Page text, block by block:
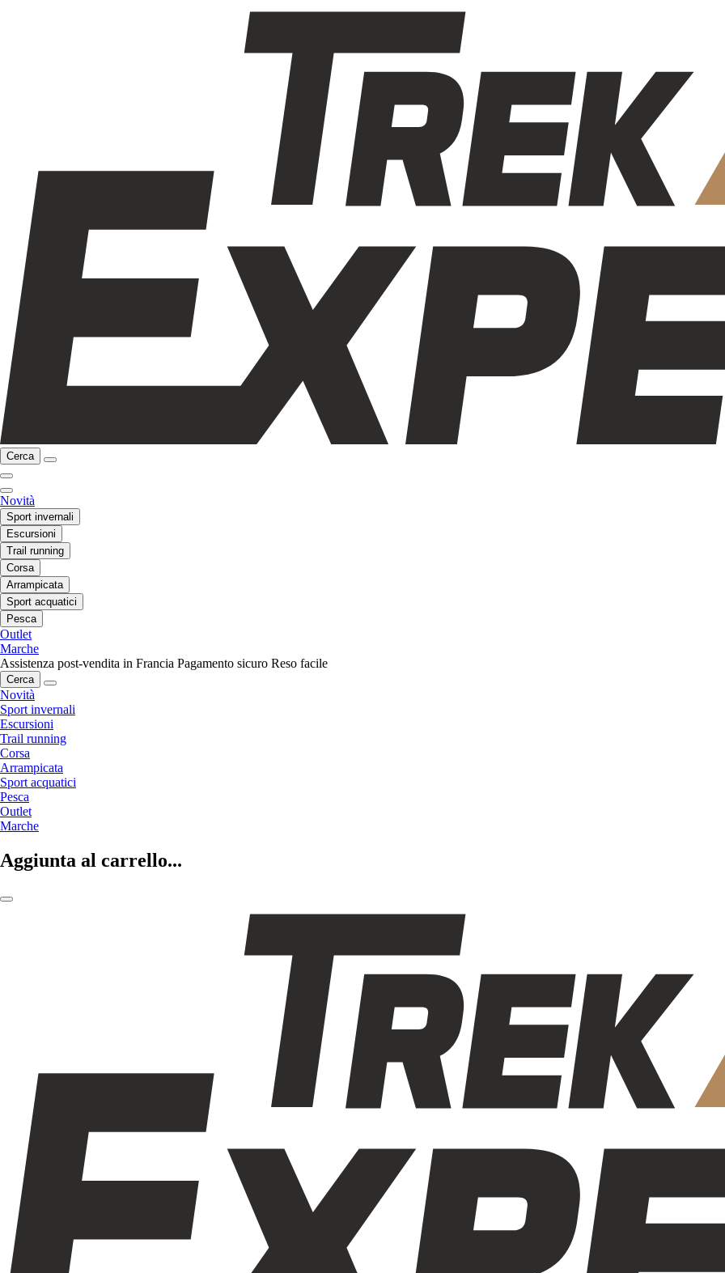
Cerca
Novità
Sport invernali
Escursioni
Trail running
Corsa
Arrampicata
Sport acquatici
Pesca
Outlet
Marche
Assistenza post-vendita in Francia Pagamento sicuro Reso facile
Cerca
Novità
Sport invernali
Escursioni
Trail running
Corsa
Arrampicata
Sport acquatici
Pesca
Outlet
Marche
Aggiunta al carrello...